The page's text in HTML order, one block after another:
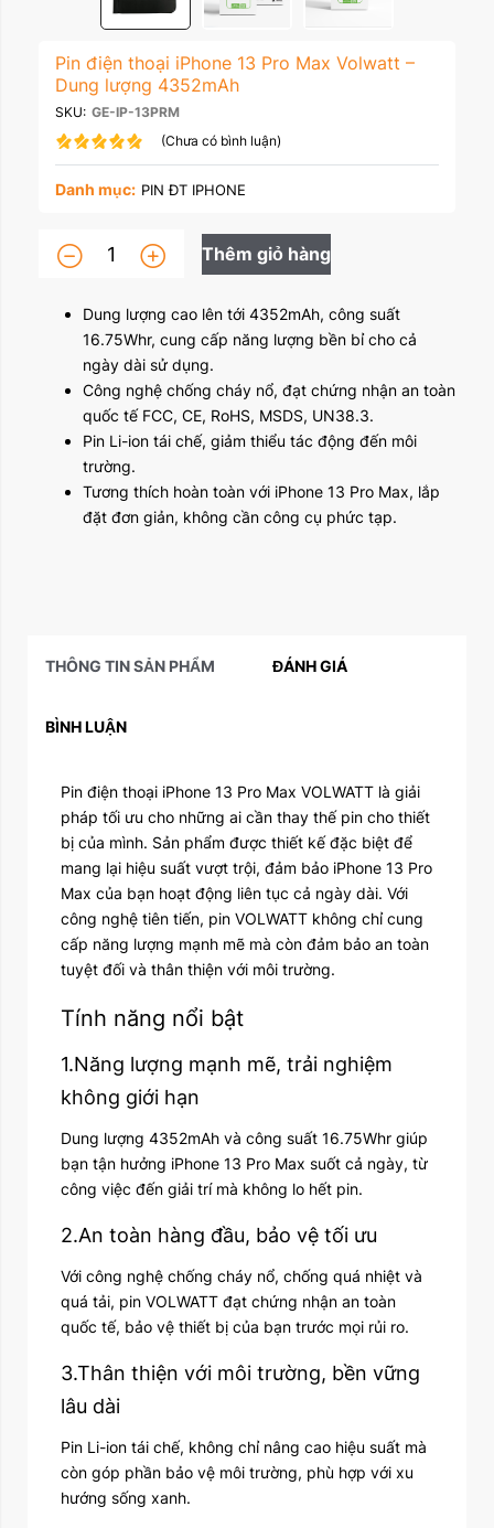
Pin điện thoại iPhone 13 Pro Max Volwatt –
Dung lượng 4352mAh
SKU: GE-IP-13PRM
(Chưa có bình luận)
Danh mục: PIN ĐT IPHONE
Thêm giỏ hàng
Dung lượng cao lên tới 4352mAh, công suất
16.75Whr, cung cấp năng lượng bền bỉ cho cả
ngày dài sử dụng.
Công nghệ chống cháy nổ, đạt chứng nhận an toàn
quốc tế FCC, CE, RoHS, MSDS, UN38.3.
Pin Li-ion tái chế, giảm thiểu tác động đến môi
trường.
Tương thích hoàn toàn với iPhone 13 Pro Max, lắp
đặt đơn giản, không cần công cụ phức tạp.
THÔNG TIN SẢN PHẨM ĐÁNH GIÁ
BÌNH LUẬN
Pin điện thoại iPhone 13 Pro Max VOLWATT là giải
pháp tối ưu cho những ai cần thay thế pin cho thiết
bị của mình. Sản phẩm được thiết kế đặc biệt để
mang lại hiệu suất vượt trội, đảm bảo iPhone 13 Pro
Max của bạn hoạt động liên tục cả ngày dài. Với
công nghệ tiên tiến, pin VOLWATT không chỉ cung
cấp năng lượng mạnh mẽ mà còn đảm bảo an toàn
tuyệt đối và thân thiện với môi trường.
Tính năng nổi bật
1.Năng lượng mạnh mẽ, trải nghiệm
không giới hạn
Dung lượng 4352mAh và công suất 16.75Whr giúp
bạn tận hưởng iPhone 13 Pro Max suốt cả ngày, từ
công việc đến giải trí mà không lo hết pin.
2.An toàn hàng đầu, bảo vệ tối ưu
Với công nghệ chống cháy nổ, chống quá nhiệt và
quá tải, pin VOLWATT đạt chứng nhận an toàn
quốc tế, bảo vệ thiết bị của bạn trước mọi rủi ro.
3.Thân thiện với môi trường, bền vững
lâu dài
Pin Li-ion tái chế, không chỉ nâng cao hiệu suất mà
còn góp phần bảo vệ môi trường, phù hợp với xu
hướng sống xanh.